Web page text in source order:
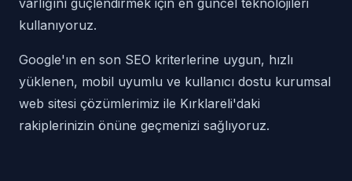
varlığını güçlendirmek için en güncel teknolojileri
kullanıyoruz.
Google'ın en son SEO kriterlerine uygun, hızlı
yüklenen, mobil uyumlu ve kullanıcı dostu kurumsal
web sitesi çözümlerimiz ile Kırklareli'daki
rakiplerinizin önüne geçmenizi sağlıyoruz.